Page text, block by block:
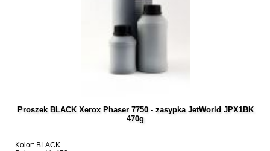
Proszek BLACK Xerox Phaser 7750 - zasypka JetWorld JPX1BK
470g
Kolor: BLACK